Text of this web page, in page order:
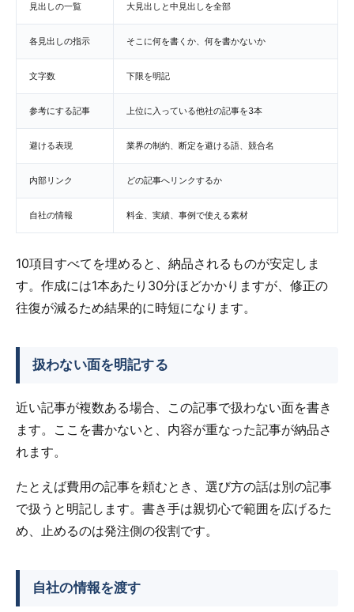
見出しの一覧 大見出しと中見出しを全部
各見出しの指示 そこに何を書くか、何を書かないか
文字数 下限を明記
参考にする記事 上位に入っている他社の記事を3本
避ける表現 業界の制約、断定を避ける語、競合名
内部リンク どの記事へリンクするか
自社の情報 料金、実績、事例で使える素材
10項目すべてを埋めると、納品されるものが安定しま
す。作成には1本あたり30分ほどかかりますが、修正の
往復が減るため結果的に時短になります。
扱わない面を明記する
近い記事が複数ある場合、この記事で扱わない面を書き
ます。ここを書かないと、内容が重なった記事が納品さ
れます。
たとえば費用の記事を頼むとき、選び方の話は別の記事
で扱うと明記します。書き手は親切心で範囲を広げるた
め、止めるのは発注側の役割です。
自社の情報を渡す